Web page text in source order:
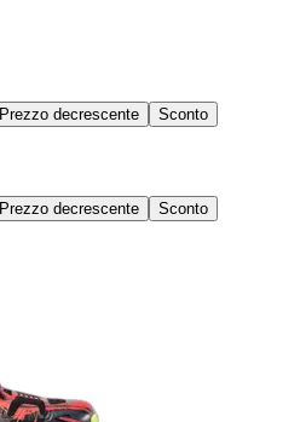
Prezzo decrescente Sconto
Prezzo decrescente Sconto